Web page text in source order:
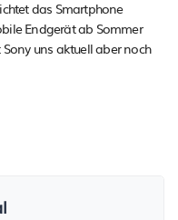
das Smartphone
Endgerät ab Sommer
uns aktuell aber noch